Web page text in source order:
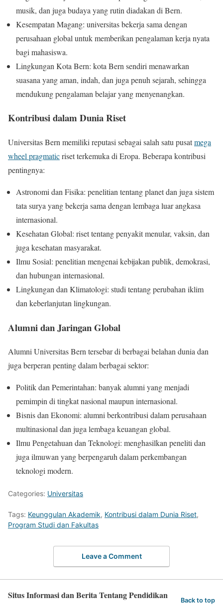
musik, dan juga budaya yang rutin diadakan di Bern.
Kesempatan Magang: universitas bekerja sama dengan
perusahaan global untuk memberikan pengalaman kerja nyata
bagi mahasiswa.
Lingkungan Kota Bern: kota Bern sendiri menawarkan
suasana yang aman, indah, dan juga penuh sejarah, sehingga
mendukung pengalaman belajar yang menyenangkan.
Kontribusi dalam Dunia Riset
Universitas Bern memiliki reputasi sebagai salah satu pusatmega
wheel pragmaticriset terkemuka di Eropa. Beberapa kontribusi
pentingnya:
Astronomi dan Fisika: penelitian tentang planet dan juga sistem
tata surya yang bekerja sama dengan lembaga luar angkasa
internasional.
Kesehatan Global: riset tentang penyakit menular, vaksin, dan
juga kesehatan masyarakat.
Ilmu Sosial: penelitian mengenai kebijakan publik, demokrasi,
dan hubungan internasional.
Lingkungan dan Klimatologi: studi tentang perubahan iklim
dan keberlanjutan lingkungan.
Alumni dan Jaringan Global
Alumni Universitas Bern tersebar di berbagai belahan dunia dan
juga berperan penting dalam berbagai sektor:
Politik dan Pemerintahan: banyak alumni yang menjadi
pemimpin di tingkat nasional maupun internasional.
Bisnis dan Ekonomi: alumni berkontribusi dalam perusahaan
multinasional dan juga lembaga keuangan global.
Ilmu Pengetahuan dan Teknologi: menghasilkan peneliti dan
juga ilmuwan yang berpengaruh dalam perkembangan
teknologi modern.
Categories: Universitas
Tags: Keunggulan Akademik, Kontribusi dalam Dunia Riset,
Program Studi dan Fakultas
Leave a Comment
Situs Informasi dan Berita Tentang Pendidikan Back to top